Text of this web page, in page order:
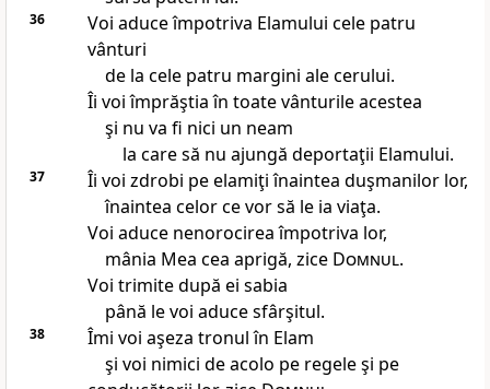
36
Voi aduce împotriva Elamului cele patru
vânturi
de la cele patru margini ale cerului.
Îi voi împrăştia în toate vânturile acestea
şi nu va fi nici un neam
la care să nu ajungă deportaţii Elamului.
37
Îi voi zdrobi pe elamiţi înaintea duşmanilor lor,
înaintea celor ce vor să le ia viaţa.
Voi aduce nenorocirea împotriva lor,
mânia Mea cea aprigă, zice Domnul.
Voi trimite după ei sabia
până le voi aduce sfârşitul.
38
Îmi voi aşeza tronul în Elam
şi voi nimici de acolo pe regele şi pe